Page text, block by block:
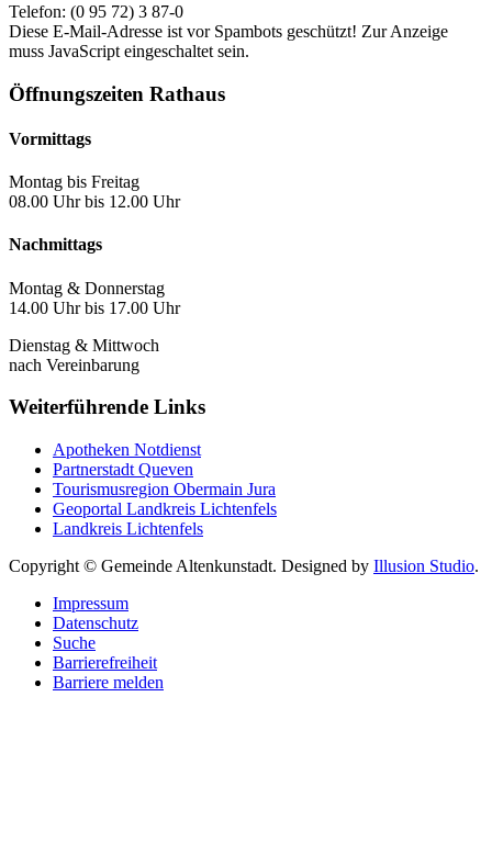
Telefon: (0 95 72) 3 87-0
Diese E-Mail-Adresse ist vor Spambots geschützt! Zur Anzeige
muss JavaScript eingeschaltet sein.
Öffnungszeiten Rathaus
Vormittags
Montag bis Freitag
08.00 Uhr bis 12.00 Uhr
Nachmittags
Montag & Donnerstag
14.00 Uhr bis 17.00 Uhr
Dienstag & Mittwoch
nach Vereinbarung
Weiterführende Links
Apotheken Notdienst
Partnerstadt Queven
Tourismusregion Obermain Jura
Geoportal Landkreis Lichtenfels
Landkreis Lichtenfels
Copyright © Gemeinde Altenkunstadt. Designed by Illusion Studio.
Impressum
Datenschutz
Suche
Barrierefreiheit
Barriere melden